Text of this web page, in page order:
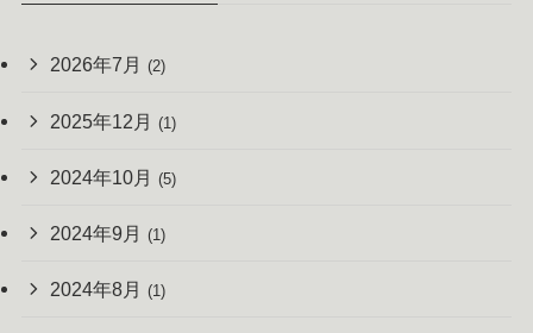
2026年7月 (2)
2025年12月 (1)
2024年10月 (5)
2024年9月 (1)
2024年8月 (1)